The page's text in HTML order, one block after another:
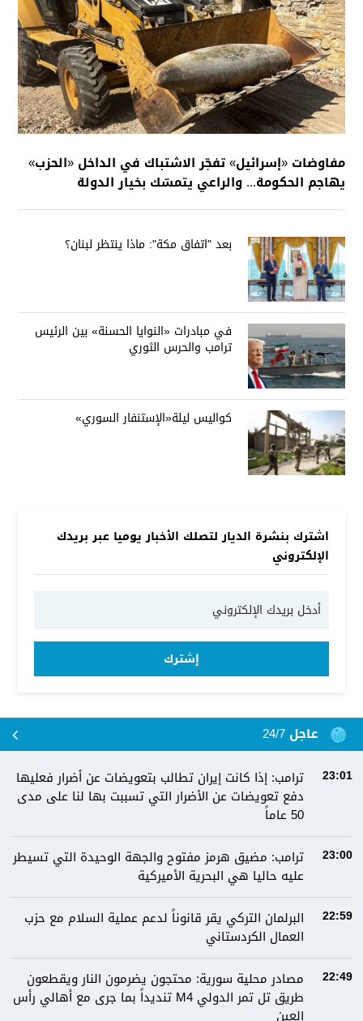
مفاوضات «إسرائيل» تفجّر الاشتباك في الداخل «الحزب»
يهاجم الحكومة... والراعي يتمسّك بخيار الدولة
بعد "اتفاق مكة": ماذا ينتظر لبنان؟
في مبادرات «النوايا الحسنة» بين الرئيس
ترامب والحرس الثوري
كواليس ليلة«الإستنفار السوري»
اشترك بنشرة الديار لتصلك الأخبار يوميا عبر بريدك
الإلكتروني
إشترك
عاجل 24/7
23:01
ترامب: إذا كانت إيران تطالب بتعويضات عن أضرار فعليها
دفع تعويضات عن الأضرار التي تسببت بها لنا على مدى
50 عاماً
23:00
ترامب: مضيق هرمز مفتوح والجهة الوحيدة التي تسيطر
عليه حاليا هي البحرية الأميركية
22:59
البرلمان التركي يقر قانوناً لدعم عملية السلام مع حزب
العمال الكردستاني
22:49
مصادر محلية سورية: محتجون يضرمون النار ويقطعون
طريق تل تمر الدولي M4 تنديداً بما جرى مع أهالي رأس
العين